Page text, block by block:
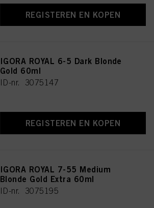
REGISTEREN EN KOPEN
IGORA ROYAL 6-5 Dark Blonde
Gold 60ml
ID-nr. 3075147
REGISTEREN EN KOPEN
IGORA ROYAL 7-55 Medium
Blonde Gold Extra 60ml
ID-nr. 3075195